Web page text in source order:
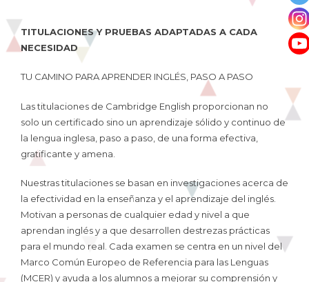
TITULACIONES Y PRUEBAS ADAPTADAS A CADA
NECESIDAD
TU CAMINO PARA APRENDER INGLÉS, PASO A PASO
Las titulaciones de Cambridge English proporcionan no
solo un certificado sino un aprendizaje sólido y continuo de
la lengua inglesa, paso a paso, de una forma efectiva,
gratificante y amena.
Nuestras titulaciones se basan en investigaciones acerca de
la efectividad en la enseñanza y el aprendizaje del inglés.
Motivan a personas de cualquier edad y nivel a que
aprendan inglés y a que desarrollen destrezas prácticas
para el mundo real. Cada examen se centra en un nivel del
Marco Común Europeo de Referencia para las Lenguas
(MCER) y ayuda a los alumnos a mejorar su comprensión y